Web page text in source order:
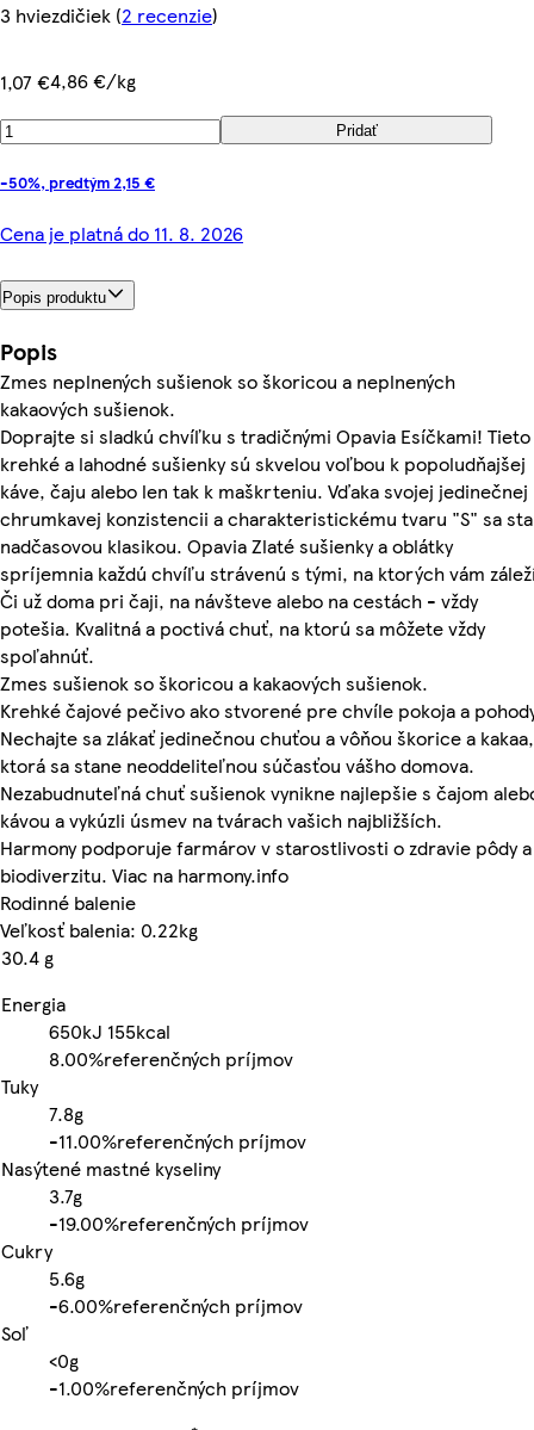
3 hviezdičiek (2 recenzie)
1,07 €4,86 €/kg
Pridať
-50%, predtým 2,15 €
Cena je platná do 11. 8. 2026
Popis produktu
Popis
Zmes neplnených sušienok so škoricou a neplnených
kakaových sušienok.
Doprajte si sladkú chvíľku s tradičnými Opavia Esíčkami! Tieto
krehké a lahodné sušienky sú skvelou voľbou k popoludňajšej
káve, čaju alebo len tak k maškrteniu. Vďaka svojej jedinečnej
chrumkavej konzistencii a charakteristickému tvaru "S" sa
nadčasovou klasikou. Opavia Zlaté sušienky a oblátky
spríjemnia každú chvíľu strávenú s tými, na ktorých vám
Či už doma pri čaji, na návšteve alebo na cestách - vždy
potešia. Kvalitná a poctivá chuť, na ktorú sa môžete vždy
spoľahnúť.
Zmes sušienok so škoricou a kakaových sušienok.
Krehké čajové pečivo ako stvorené pre chvíle pokoja a
Nechajte sa zlákať jedinečnou chuťou a vôňou škorice a kakaa,
ktorá sa stane neoddeliteľnou súčasťou vášho domova.
Nezabudnuteľná chuť sušienok vynikne najlepšie s čajom
kávou a vykúzli úsmev na tvárach vašich najbližších.
Harmony podporuje farmárov v starostlivosti o zdravie pôdy a
biodiverzitu. Viac na harmony.info
Rodinné balenie
Veľkosť balenia: 0.22kg
30.4 g
Energia
650kJ 155kcal
8.00%referenčných príjmov
Tuky
7.8g
-11.00%referenčných príjmov
Nasýtené mastné kyseliny
3.7g
-19.00%referenčných príjmov
Cukry
5.6g
-6.00%referenčných príjmov
Soľ
<0g
-1.00%referenčných príjmov